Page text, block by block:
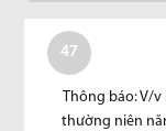
47
Thông báo: V/
thường niên